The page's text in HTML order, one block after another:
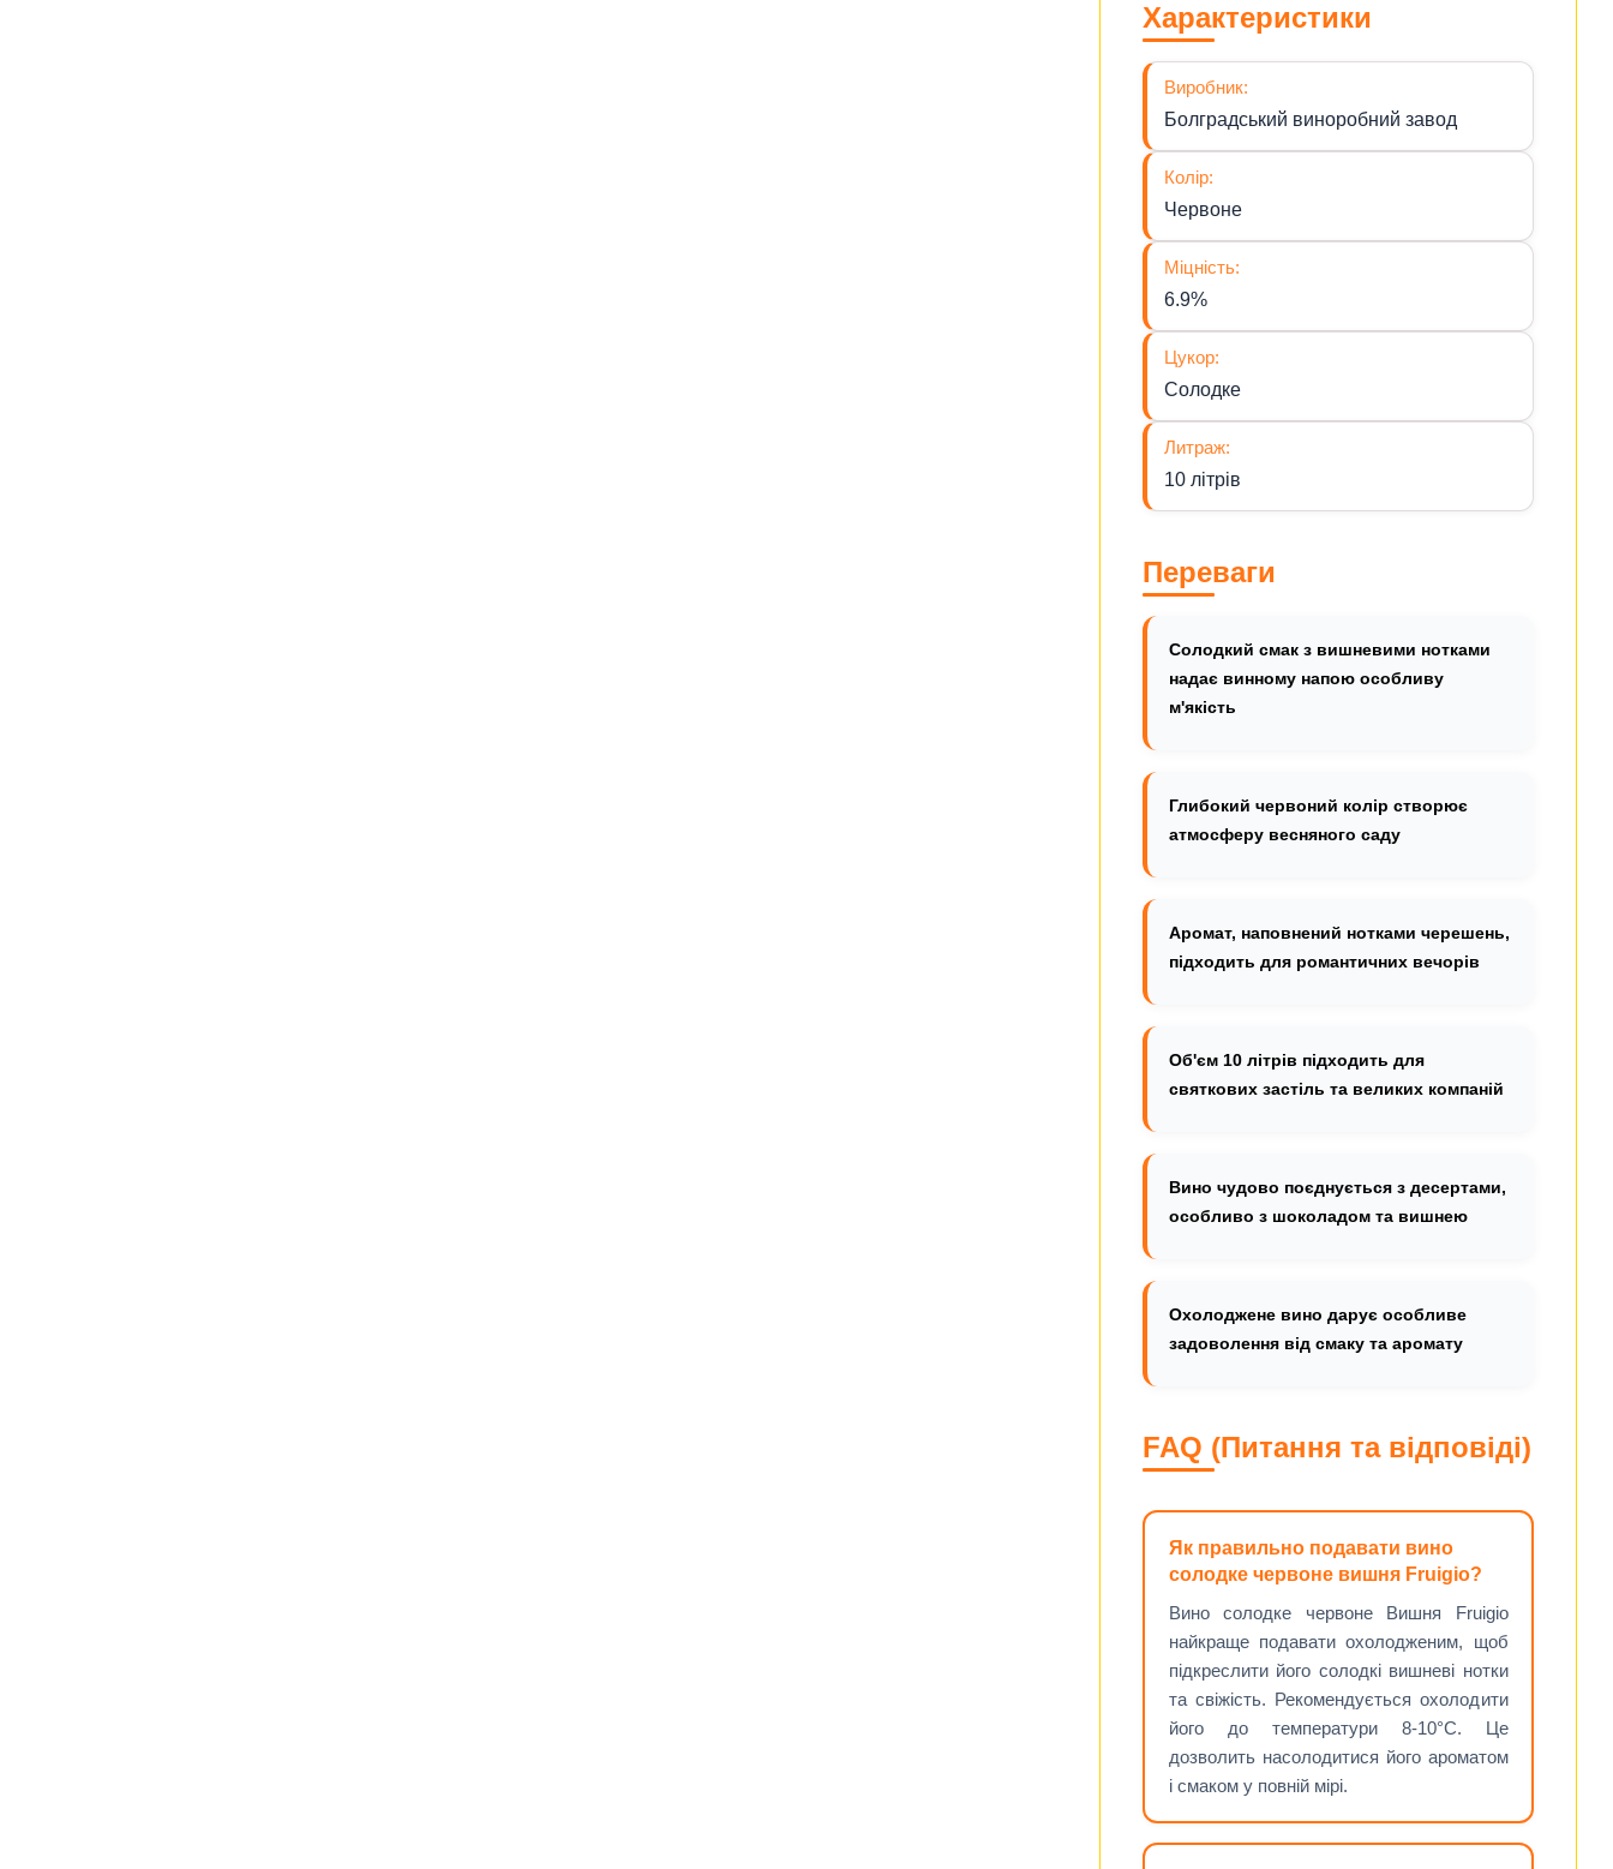
Характеристики
Виробник:
Болградський виноробний завод
Колір:
Червоне
Міцність:
6.9%
Цукор:
Солодке
Литраж:
10 літрів
Переваги
Солодкий смак з вишневими нотками
надає винному напою особливу
м'якість
Глибокий червоний колір створює
атмосферу весняного саду
Аромат, наповнений нотками черешень,
підходить для романтичних вечорів
Об'єм 10 літрів підходить для
святкових застіль та великих компаній
Вино чудово поєднується з десертами,
особливо з шоколадом та вишнею
Охолоджене вино дарує особливе
задоволення від смаку та аромату
FAQ (Питання та відповіді)
Як правильно подавати вино
солодке червоне вишня Fruigio?
Вино солодке червоне Вишня Fruigio
найкраще подавати охолодженим, щоб
підкреслити його солодкі вишневі нотки
та свіжість. Рекомендується охолодити
його до температури 8-10°C. Це
дозволить насолодитися його ароматом
і смаком у повній мірі.